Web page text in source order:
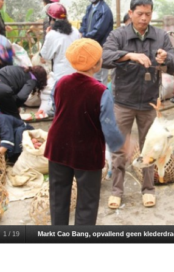
1 / 19 Markt Cao Bang, opvallend geen